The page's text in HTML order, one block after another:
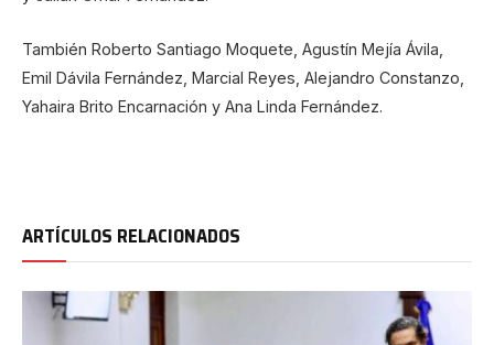
También Roberto Santiago Moquete, Agustín Mejía Ávila,
Emil Dávila Fernández, Marcial Reyes, Alejandro Constanzo,
Yahaira Brito Encarnación y Ana Linda Fernández.
ARTÍCULOS RELACIONADOS